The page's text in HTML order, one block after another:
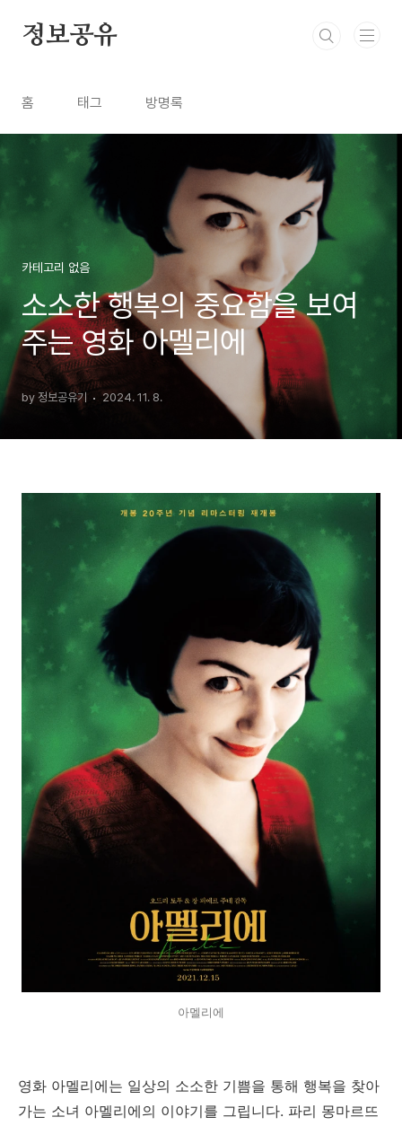
정보공유
홈 태그 방명록
카테고리 없음
소소한 행복의 중요함을 보여
주는 영화 아멜리에
by 정보공유기 2024. 11. 8.
아멜리에
영화 아멜리에는 일상의 소소한 기쁨을 통해 행복을 찾아
가는 소녀 아멜리에의 이야기를 그립니다. 파리 몽마르뜨